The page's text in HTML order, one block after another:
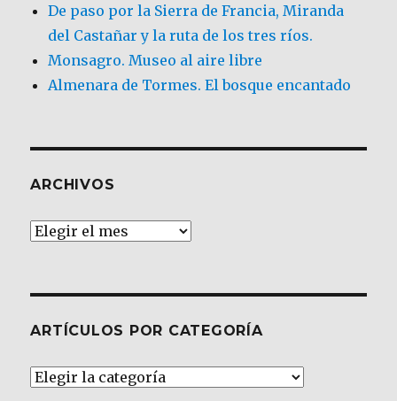
De paso por la Sierra de Francia, Miranda
del Castañar y la ruta de los tres ríos.
Monsagro. Museo al aire libre
Almenara de Tormes. El bosque encantado
ARCHIVOS
Archivos
ARTÍCULOS POR CATEGORÍA
Artículos